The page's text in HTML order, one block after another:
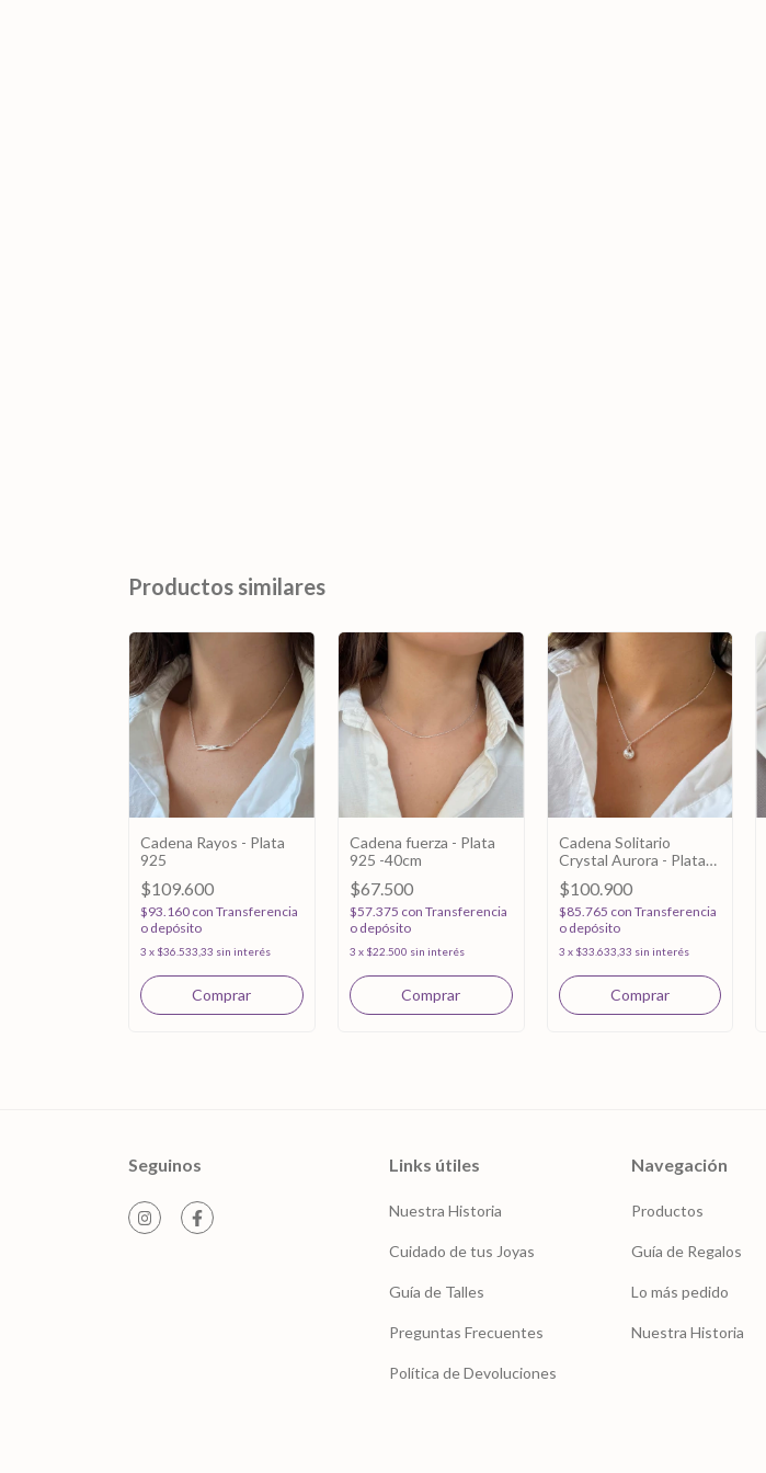
Productos similares
Cadena Rayos - Plata
925
$109.600
$93.160 con Transferencia
o depósito
3 x $36.533,33 sin interés
Cadena fuerza - Plata
925 -40cm
$67.500
$57.375 con Transferencia
o depósito
3 x $22.500 sin interés
Cadena Solitario
Crystal Aurora - Plata
925
$100.900
$85.765 con Transferencia
o depósito
3 x $33.633,33 sin interés
Seguinos Links útiles
Nuestra Historia
Cuidado de tus Joyas
Guía de Talles
Preguntas Frecuentes
Política de Devoluciones
Navegación
Productos
Guía de Regalos
Lo más pedido
Nuestra Historia